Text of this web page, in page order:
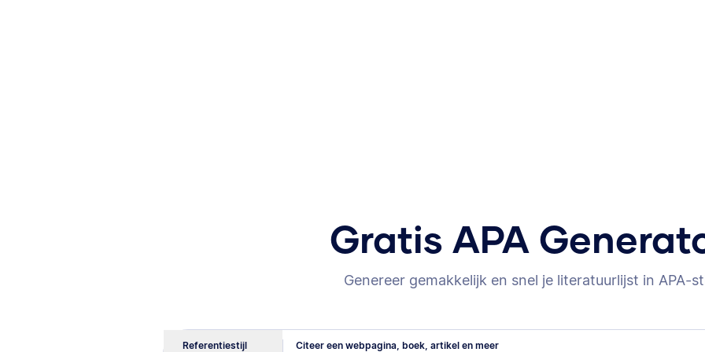
Gratis APA
Genereer gemakkelijk en snel je literatuurlijst in APA-
Citeer een webpagina, boek, artikel en meer
Referentiestijl